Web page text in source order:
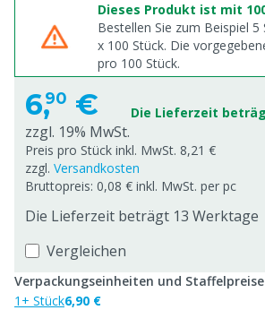
Dieses Produkt ist mit
Bestellen Sie zum Beispiel 5
x 100 Stück. Die
pro 100 Stück.
6,90 € Die Lieferzeit
zzgl. 19% MwSt.
Preis pro Stück inkl. MwSt. 8,21 €
zzgl. Versandkosten
Bruttopreis: 0,08 € inkl. MwSt. per pc
Die Lieferzeit beträgt 13 Werktage
Vergleichen
Verpackungseinheiten und Staffelpreise
1+ Stück6,90 €